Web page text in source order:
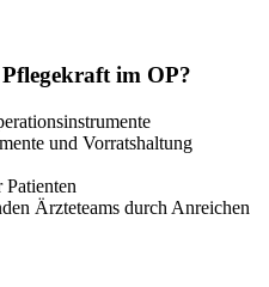
im OP?
und Vorratshaltung
Ärzteteams durch Anreichen